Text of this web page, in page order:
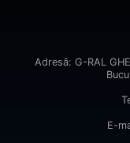
Adresă: G-RAL
E-